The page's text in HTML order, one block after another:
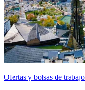
Ofertas y bolsas de trabajo